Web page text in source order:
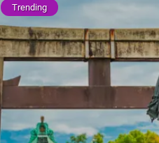
Trending